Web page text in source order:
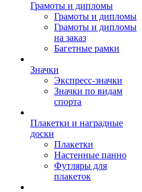
Грамоты и дипломы
Грамоты и дипломы
Грамоты и дипломы
на заказ
Багетные рамки
Значки
Экспресс-значки
Значки по видам
спорта
Плакетки и наградные
доски
Плакетки
Настенные панно
Футляры для
плакеток